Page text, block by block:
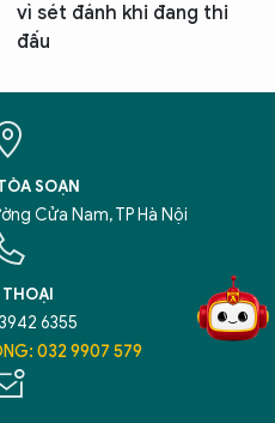
vì sét đánh khi đang thi
đấu
SOẠN
Cửa Nam, TP Hà Nội
6355
032 9907 579
giải pháp xử lý điểm nghẽn của